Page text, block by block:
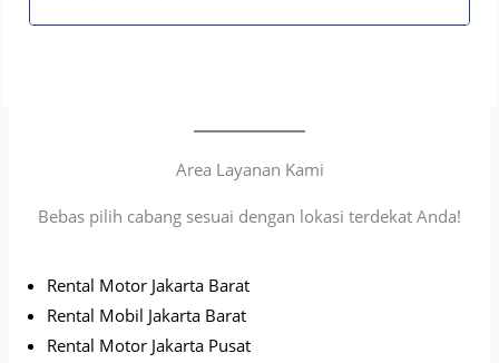
Area Layanan Kami
Bebas pilih cabang sesuai dengan lokasi terdekat Anda!
Rental Motor Jakarta Barat
Rental Mobil Jakarta Barat
Rental Motor Jakarta Pusat